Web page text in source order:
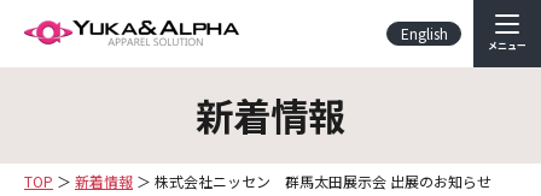
English
メニュー
新着情報
TOP 新着情報 株式会社ニッセン 群馬太田展示会 出展のお知らせ